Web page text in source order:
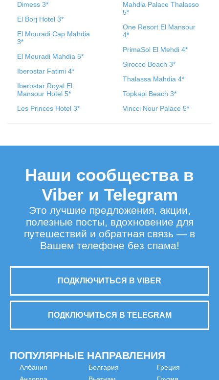
Dimess 3*
El Borj Hotel 3*
El Mouradi Cap Mahdia
3*
El Mouradi Mahdia 5*
Iberostar Fatimi 4*
Iberostar Royal El
Mansour Hotel 5*
Les Princes Hotel 3*
Mahdia Palace Thalasso
5*
One Resort El Mansour
4*
PrimaSol El Mehdi 4*
Sirocco Beach 3*
Thalassa Mahdia 4*
Topkapi Beach 3*
Vincci Nour Palace 5*
Наши сообщества в
Viber и Telegram
Это лучшие предложения, акции,
полезные посты, вдохновение для
путешествий и обратная связь — в
Вашем телефоне без спама!
ПОДКЛЮЧИТЬСЯ В VIBER
ПОДКЛЮЧИТЬСЯ В TELEGRAM
ПОПУЛЯРНЫЕ НАПРАВЛЕНИЯ
Албания
Болгария
Греция